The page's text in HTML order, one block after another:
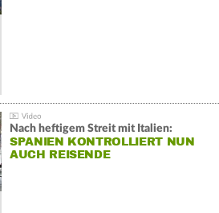
Nach heftigem Streit mit Italien:
SPANIEN KONTROLLIERT NUN
AUCH REISENDE